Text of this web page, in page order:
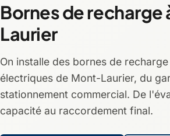
Bornes de recharge
Laurier
On installe des bornes de
électriques de Mont-Laurier, du
stationnement commercial. De
capacité au raccordement final.